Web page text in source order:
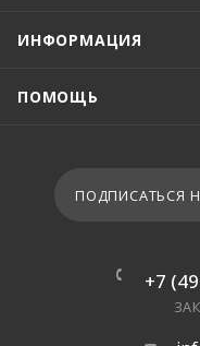
ИНФОРМАЦИЯ
ПОМОЩЬ
ПОДПИСАТЬСЯ
+7